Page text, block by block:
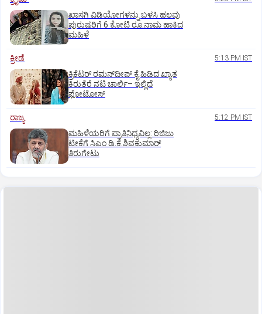
ಖಾಸಗಿ ವಿಡಿಯೋಗಳನ್ನು ಬಳಸಿ ಹಲವು
ಪುರುಷರಿಗೆ 6 ಕೋಟಿ ರೂ.ನಾಮ ಹಾಕಿದ
ಮಹಿಳೆ
ಕ್ರೀಡೆ 5:13 PM IST
ಕ್ರಿಕೆಟರ್‌ ರಮನ್‌ದೀಪ್‌ ಕೈ ಹಿಡಿದ ಖ್ಯಾತ
ಕಿರುತೆರೆ ನಟಿ ಚಾರ್ಲಿ– ಇಲ್ಲಿದೆ
ಫೋಟೋಸ್
ರಾಜ್ಯ 5:12 PM IST
ಮಹಿಳೆಯರಿಗೆ ಪ್ರಾತಿನಿಧ್ಯವಿಲ್ಲ: ರಿಜಿಜು
ಟೀಕೆಗೆ ಸಿಎಂ ಡಿ.ಕೆ.ಶಿವಕುಮಾರ್
ತಿರುಗೇಟು